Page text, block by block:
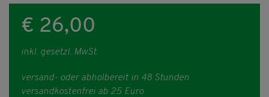
€ 26,00
inkl. gesetzl. MwSt.
versand- oder abholbereit in 48 Stunden
versandkostenfrei ab 25 Euro